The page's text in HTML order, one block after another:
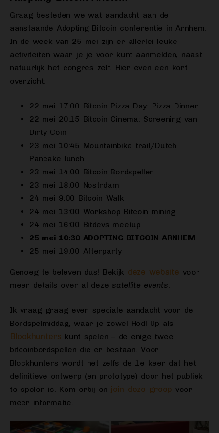
Graag besteden we wat aandacht aan de
aanstaande Adopting Bitcoin conferentie in Arnhem.
In de week van 25 mei zijn er allerlei leuke
activiteiten waar je je voor kunt aanmelden, naast
natuurlijk het congres zelf. Hier even een kort
overzicht:
22 mei 17:00 Bitcoin Pizza Day: Pizza Dinner
22 mei 20:15 Bitcoin Cinema: Screening van
Dirty Coin
23 mei 10:45 Mountainbike trail/Dutch
Pancake lunch
23 mei 14:00 Bitcoin Bordspellen
23 mei 18:00 Nostrdam
24 mei 9:00 Bitcoin Walk
24 mei 13:00 Workshop Bitcoin mining
24 mei 16:00 Bitdevs meetup
25 mei 10:30 ADOPTING BITCOIN ARNHEM
25 mei 19:00 Afterparty
Genoeg te beleven dus! Bekijk deze website voor
meer details over al deze satellite events.
Ik vraag graag even speciale aandacht voor de
Bordspelmiddag, waar je zowel Hodl Up als
Blockhunters kunt spelen – de enige twee
bitcoinbordspellen die er bestaan. Voor
Blockhunters wordt het zelfs de 1e keer dat het
definitieve ontwerp (en prototype) door het publiek
te spelen is. Kom erbij en join deze groep voor
meer informatie.